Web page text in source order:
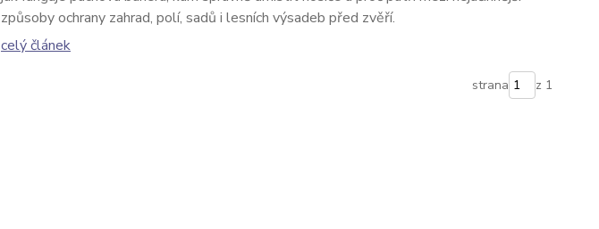
způsoby ochrany zahrad, polí, sadů i lesních výsadeb před zvěří.
celý článek
strana z 1